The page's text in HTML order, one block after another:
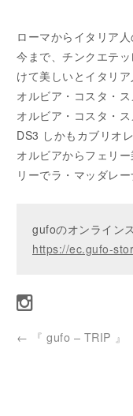
ローマからイタリア
今まで、チンクエテ
けて美しいとイタリ
オルビア・コスタ・
オルビア・コスタ・
DS3 しかもカブリオ
オルビアからフェリ
リーでラ・マッダレ
gufoのオンライン
https://ec.gufo-
← 『 gufo – TRIP 』